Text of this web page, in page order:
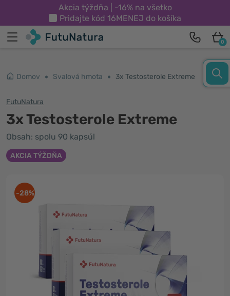
Akcia týždňa | -16% na všetko
Pridajte kód 16MENEJ do košíka
0
Domov Svalová hmota 3x Testosterole Extreme
FutuNatura
3x Testosterole Extreme
Obsah: spolu 90 kapsúl
AKCIA TÝŽDŇA
-28%